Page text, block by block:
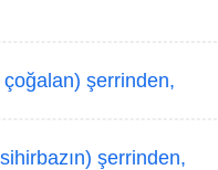
şerrinden,
şerrinden,